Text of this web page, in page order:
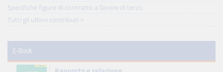
Specifiche figure di contratto a favore di terzo
Tutti gli ultimi contributi >
E-Book